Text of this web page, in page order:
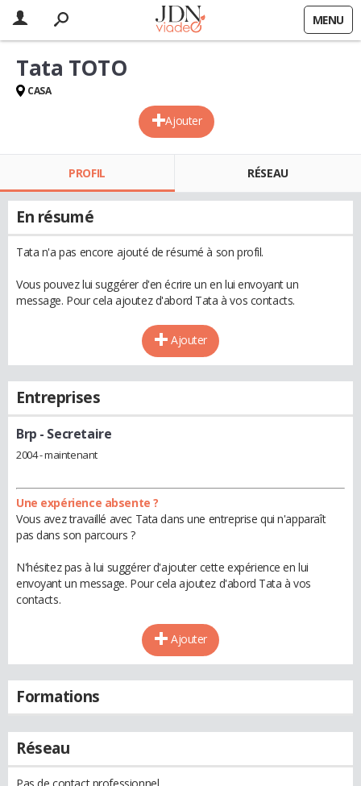
MENU
Ajouter
Tata TOTO
CASA
PROFIL RÉSEAU
En résumé
Tata n'a pas encore ajouté de résumé à son profil.
Vous pouvez lui suggérer d'en écrire un en lui envoyant un
message. Pour cela ajoutez d'abord Tata à vos contacts.
Ajouter
Entreprises
Brp - Secretaire
2004 - maintenant
Une expérience absente ?
Vous avez travaillé avec Tata dans une entreprise qui n'apparaît
pas dans son parcours ?
N'hésitez pas à lui suggérer d'ajouter cette expérience en lui
envoyant un message. Pour cela ajoutez d'abord Tata à vos
contacts.
Ajouter
Formations
Réseau